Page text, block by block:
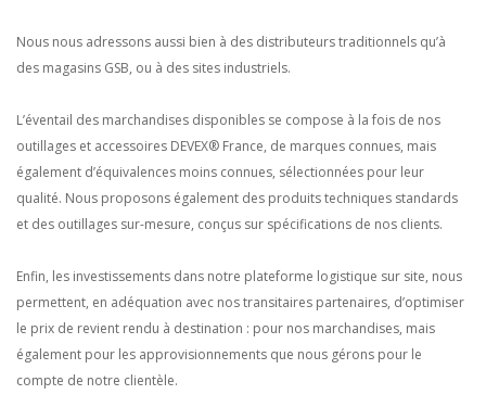
Nous nous adressons aussi bien à des distributeurs traditionnels qu’à
des magasins GSB, ou à des sites industriels.
L’éventail des marchandises disponibles se compose à la fois de nos
outillages et accessoires DEVEX® France, de marques connues, mais
également d’équivalences moins connues, sélectionnées pour leur
qualité. Nous proposons également des produits techniques standards
et des outillages sur-mesure, conçus sur spécifications de nos clients.
Enfin, les investissements dans notre plateforme logistique sur site, nous
permettent, en adéquation avec nos transitaires partenaires, d’optimiser
le prix de revient rendu à destination : pour nos marchandises, mais
également pour les approvisionnements que nous gérons pour le
compte de notre clientèle.